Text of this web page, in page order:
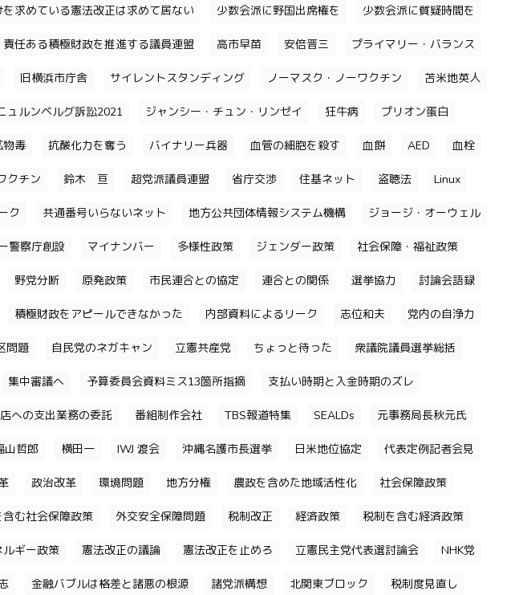
を求めている憲法改正は求めて居ない 少数会派に野国出席権を 少数会派に質疑時間を
責任ある積極財政を推進する議員連盟 高市早苗 安倍晋三 プライマリー・バランス
旧横浜市庁舎 サイレントスタンディング ノーマスク・ノーワクチン 苫米地英人
ュルンベルグ訴訟2021 ジャンシー・チュン・リンゼイ 狂牛病 プリオン蛋白
物毒 抗酸化力を奪う バイナリー兵器 血管の細胞を殺す 血餅 AED 血栓
クチン 鈴木 亘 超党派議員連盟 省庁交渉 住基ネット 盗聴法 Linux
ク 共通番号いらないネット 地方公共団体情報システム機構 ジョージ・オーウェル
警察庁創設 マイナンバー 多様性政策 ジェンダー政策 社会保障・福祉政策
野党分断 原発政策 市民連合との協定 連合との関係 選挙協力 討論会語録
積極財政をアピールできなかった 内部資料によるリーク 志位和夫 党内の自浄力
問題 自民党のネガキャン 立憲共産党 ちょっと待った 衆議院議員選挙総括
集中審議へ 予算委員会資料ミス13箇所指摘 支払い時期と入金時期のズレ
への支出業務の委託 番組制作会社 TBS報道特集 SEALDs 元事務局長秋元氏
山哲郎 横田一 IWJ 渡会 沖縄名護市長選挙 日米地位協定 代表定例記者会見
政治改革 環境問題 地方分権 農政を含めた地域活性化 社会保障政策
含む社会保障政策 外交安全保障問題 税制改正 経済政策 税制を含む経済政策
ギー政策 憲法改正の議論 憲法改正を止めろ 立憲民主党代表選討論会 NHK党
金融バブルは格差と諸悪の根源 諸党派構想 北関東ブロック 税制度見直し